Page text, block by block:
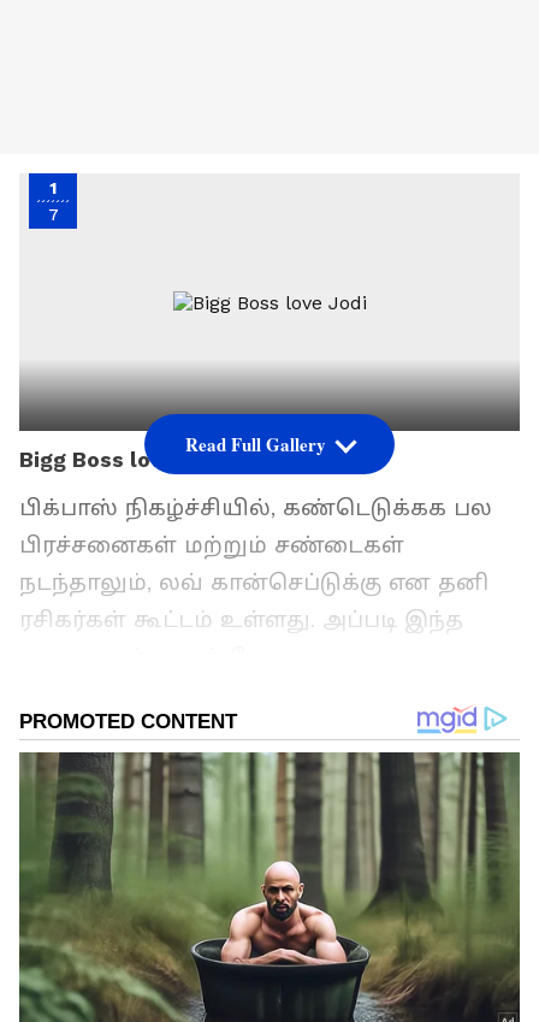
1
7
Bigg Boss love Jodi
பிக்பாஸ் நிகழ்ச்சியில், கண்டெடுக்கக பல
பிரச்சனைகள் மற்றும் சண்டைகள்
நடந்தாலும், லவ் கான்செப்டுக்கு என தனி
ரசிகர்கள் கூட்டம் உள்ளது. அப்படி இந்த
ஆரம்பத்தில் இருந்தே ரசிகர்கள் மத்தியில்
இருந்தது.
ஏசியாநெட் தமிழ்-ஐ உங்கள் முதன்மைத்
தேர்வாக்குங்கள்
Read Full Gallery